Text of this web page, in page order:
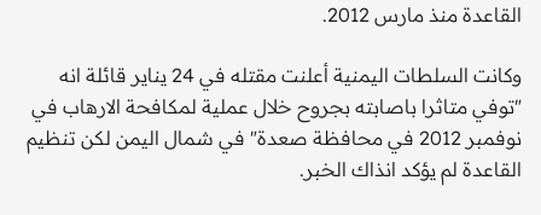
القاعدة منذ مارس 2012.
وكانت السلطات اليمنية أعلنت مقتله في 24 يناير قائلة انه
"توفي متاثرا باصابته بجروح خلال عملية لمكافحة الارهاب في
نوفمبر 2012 في محافظة صعدة" في شمال اليمن لكن تنظيم
القاعدة لم يؤكد انذاك الخبر.